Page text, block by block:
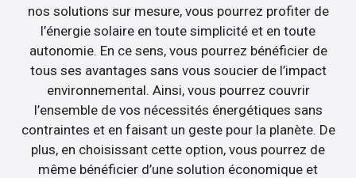
nos solutions sur mesure, vous pourrez profiter de
l’énergie solaire en toute simplicité et en toute
autonomie. En ce sens, vous pourrez bénéficier de
tous ses avantages sans vous soucier de l’impact
environnemental. Ainsi, vous pourrez couvrir
l’ensemble de vos nécessités énergétiques sans
contraintes et en faisant un geste pour la planète. De
plus, en choisissant cette option, vous pourrez de
même bénéficier d’une solution économique et